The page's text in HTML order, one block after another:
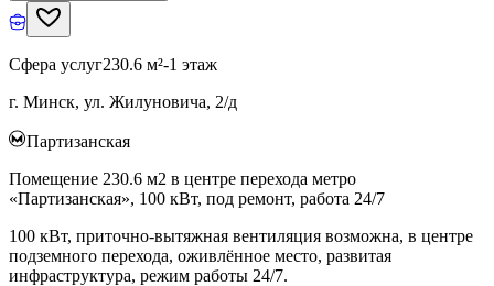
Сфера услуг230.6 м²-1 этаж
г. Минск, ул. Жилуновича, 2/д
Партизанская
Помещение 230.6 м2 в центре перехода метро
«Партизанская», 100 кВт, под ремонт, работа 24/7
100 кВт, приточно-вытяжная вентиляция возможна, в центре
подземного перехода, оживлённое место, развитая
инфраструктура, режим работы 24/7.